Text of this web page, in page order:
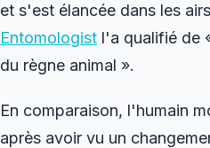
et s'est élancée dans les
Entomologist l'a qualifié de
du règne animal ».
En comparaison, l'humain
après avoir vu un